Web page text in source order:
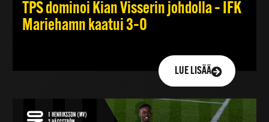
TPS dominoi Kian Visserin johdolla – IFK
Mariehamn kaatui 3–0
LUE LISÄÄ